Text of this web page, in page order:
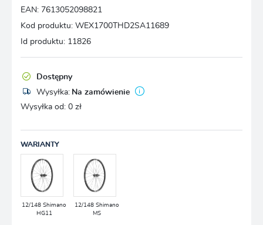
EAN: 7613052098821
Kod produktu: WEX1700THD2SA11689
Id produktu: 11826
Dostępny
Wysyłka: Na zamówienie
Wysyłka od: 0 zł
WARIANTY
12/148 Shimano
HG11
12/148 Shimano
MS